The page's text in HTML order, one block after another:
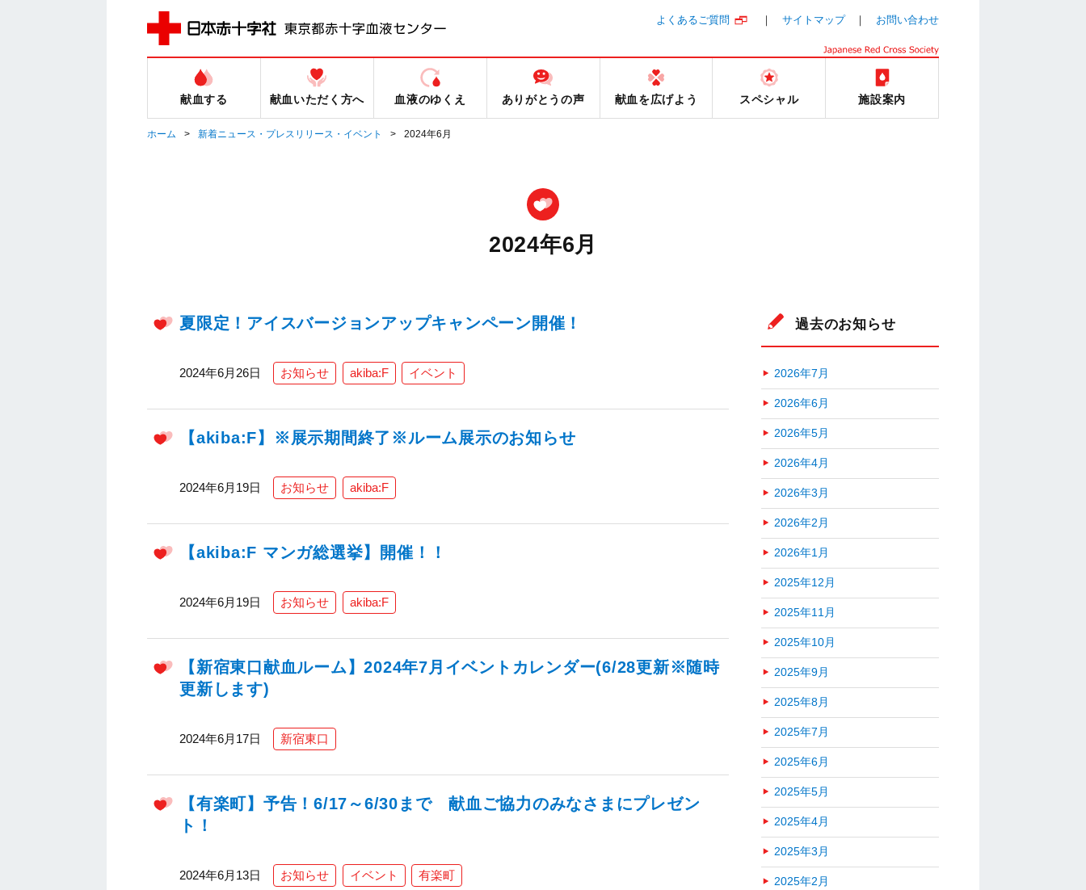
よくあるご質問 サイトマップ お問い合わせ
献血する 献血いただく方へ 血液のゆくえ ありがとうの声 献血を広げよう スペシャル 施設案内
ホーム 新着ニュース・プレスリリース・イベント 2024年6月
2024年6月
夏限定！アイスバージョンアップキャンペーン開催！
2024年6月26日 お知らせ akiba:F イベント
【akiba:F】※展示期間終了※ルーム展示のお知らせ
2024年6月19日 お知らせ akiba:F
【akiba:F マンガ総選挙】開催！！
2024年6月19日 お知らせ akiba:F
【新宿東口献血ルーム】2024年7月イベントカレンダー(6/28更新※随時
更新します)
2024年6月17日 新宿東口
【有楽町】予告！6/17～6/30まで 献血ご協力のみなさまにプレゼン
ト！
2024年6月13日 お知らせ イベント 有楽町
過去のお知らせ
2026年7月
2026年6月
2026年5月
2026年4月
2026年3月
2026年2月
2026年1月
2025年12月
2025年11月
2025年10月
2025年9月
2025年8月
2025年7月
2025年6月
2025年5月
2025年4月
2025年3月
2025年2月